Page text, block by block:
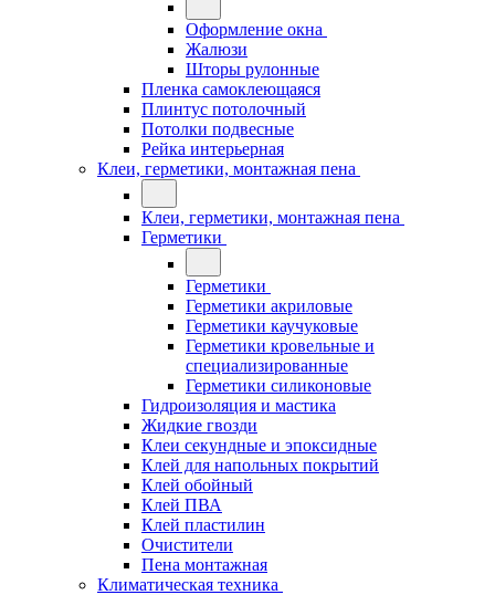
Оформление окна
Жалюзи
Шторы рулонные
Пленка самоклеющаяся
Плинтус потолочный
Потолки подвесные
Рейка интерьерная
Клеи, герметики, монтажная пена
Клеи, герметики, монтажная пена
Герметики
Герметики
Герметики акриловые
Герметики каучуковые
Герметики кровельные и
специализированные
Герметики силиконовые
Гидроизоляция и мастика
Жидкие гвозди
Клеи секундные и эпоксидные
Клей для напольных покрытий
Клей обойный
Клей ПВА
Клей пластилин
Очистители
Пена монтажная
Климатическая техника